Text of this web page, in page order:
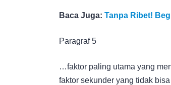
Baca Juga: Tanpa Ribet!
Paragraf 5
…faktor paling utama yang
faktor sekunder yang tidak bisa